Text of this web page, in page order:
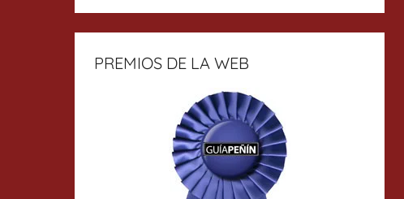
PREMIOS DE LA WEB